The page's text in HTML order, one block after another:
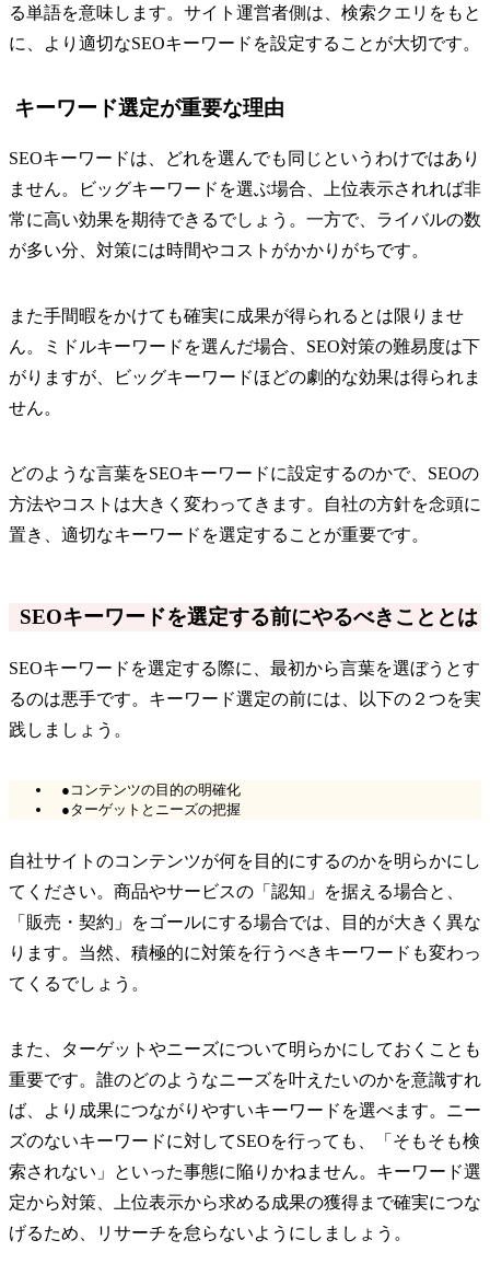
る単語を意味します。サイト運営者側は、検索クエリをもと
に、より適切なSEOキーワードを設定することが大切です。
キーワード選定が重要な理由
SEOキーワードは、どれを選んでも同じというわけではあり
ません。ビッグキーワードを選ぶ場合、上位表示されれば非
常に高い効果を期待できるでしょう。一方で、ライバルの数
が多い分、対策には時間やコストがかかりがちです。
また手間暇をかけても確実に成果が得られるとは限りませ
ん。ミドルキーワードを選んだ場合、SEO対策の難易度は下
がりますが、ビッグキーワードほどの劇的な効果は得られま
せん。
どのような言葉をSEOキーワードに設定するのかで、SEOの
方法やコストは大きく変わってきます。自社の方針を念頭に
置き、適切なキーワードを選定することが重要です。
SEOキーワードを選定する前にやるべきこととは
SEOキーワードを選定する際に、最初から言葉を選ぼうとす
るのは悪手です。キーワード選定の前には、以下の２つを実
践しましょう。
●コンテンツの目的の明確化
●ターゲットとニーズの把握
自社サイトのコンテンツが何を目的にするのかを明らかにし
てください。商品やサービスの「認知」を据える場合と、
「販売・契約」をゴールにする場合では、目的が大きく異な
ります。当然、積極的に対策を行うべきキーワードも変わっ
てくるでしょう。
また、ターゲットやニーズについて明らかにしておくことも
重要です。誰のどのようなニーズを叶えたいのかを意識すれ
ば、より成果につながりやすいキーワードを選べます。ニー
ズのないキーワードに対してSEOを行っても、「そもそも検
索されない」といった事態に陥りかねません。キーワード選
定から対策、上位表示から求める成果の獲得まで確実につな
げるため、リサーチを怠らないようにしましょう。